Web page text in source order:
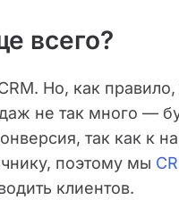
всего?
Но, как правило,
не так много —
так как к
поэтому мы
клиентов.